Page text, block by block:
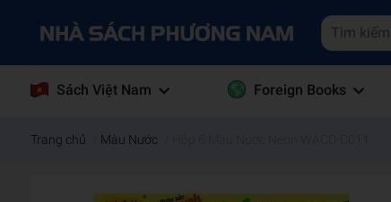
Sách Việt Nam Foreign Books
Trang chủ Màu Nước